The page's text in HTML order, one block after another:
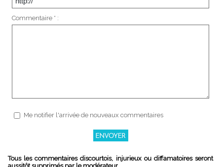
Commentaire * :
Me notifier l'arrivée de nouveaux commentaires
Tous les commentaires discourtois, injurieux ou diffamatoires seront